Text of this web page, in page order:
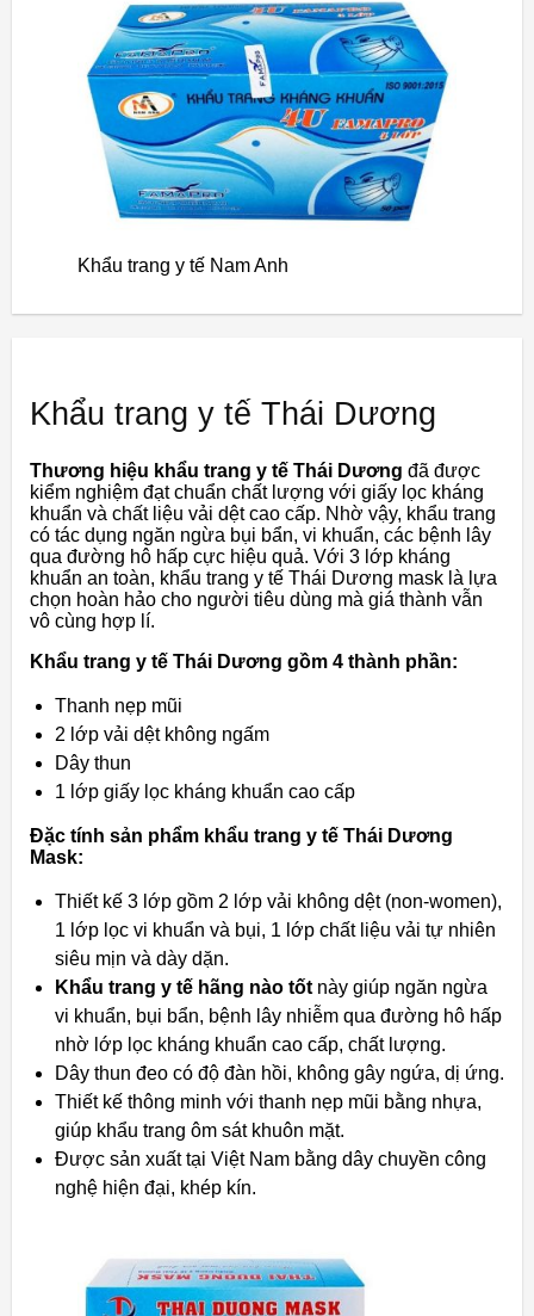
Khẩu trang y tế Nam Anh
Khẩu trang y tế Thái Dương
Thương hiệu khẩu trang y tế Thái Dương đã được
kiểm nghiệm đạt chuẩn chất lượng với giấy lọc kháng
khuẩn và chất liệu vải dệt cao cấp. Nhờ vậy, khẩu trang
có tác dụng ngăn ngừa bụi bẩn, vi khuẩn, các bệnh lây
qua đường hô hấp cực hiệu quả. Với 3 lớp kháng
khuẩn an toàn, khẩu trang y tế Thái Dương mask là lựa
chọn hoàn hảo cho người tiêu dùng mà giá thành vẫn
vô cùng hợp lí.
Khẩu trang y tế Thái Dương gồm 4 thành phần:
Thanh nẹp mũi
2 lớp vải dệt không ngấm
Dây thun
1 lớp giấy lọc kháng khuẩn cao cấp
Đặc tính sản phẩm khẩu trang y tế Thái Dương
Mask:
Thiết kế 3 lớp gồm 2 lớp vải không dệt (non-women),
1 lớp lọc vi khuẩn và bụi, 1 lớp chất liệu vải tự nhiên
siêu mịn và dày dặn.
Khẩu trang y tế hãng nào tốt này giúp ngăn ngừa
vi khuẩn, bụi bẩn, bệnh lây nhiễm qua đường hô hấp
nhờ lớp lọc kháng khuẩn cao cấp, chất lượng.
Dây thun đeo có độ đàn hồi, không gây ngứa, dị ứng.
Thiết kế thông minh với thanh nẹp mũi bằng nhựa,
giúp khẩu trang ôm sát khuôn mặt.
Được sản xuất tại Việt Nam bằng dây chuyền công
nghệ hiện đại, khép kín.